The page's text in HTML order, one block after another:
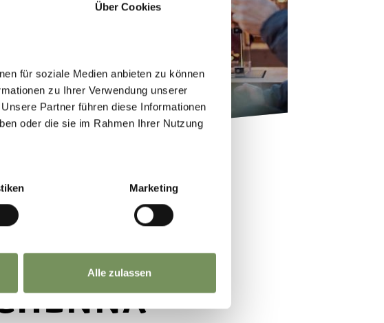
Über Cookies
für soziale Medien anbieten zu können
zu Ihrer Verwendung unserer
Partner führen diese Informationen
oder die sie im Rahmen Ihrer Nutzung
Marketing
Alle zulassen